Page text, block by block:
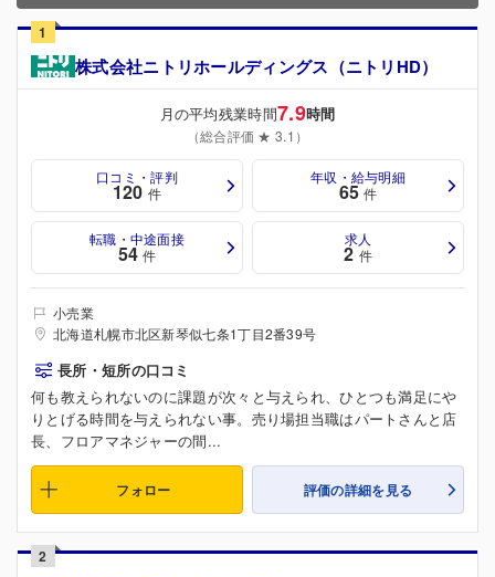
1
株式会社ニトリホールディングス（ニトリHD）
月の平均残業時間7.9時間
（総合評価 ★ 3.1）
口コミ・評判
120 件
年収・給与明細
65 件
転職・中途面接
54 件
求人
2 件
小売業
北海道札幌市北区新琴似七条1丁目2番39号
長所・短所の口コミ
何も教えられないのに課題が次々と与えられ、ひとつも満足にや
りとげる時間を与えられない事。売り場担当職はパートさんと店
長、フロアマネジャーの間...
フォロー 評価の詳細を見る
2